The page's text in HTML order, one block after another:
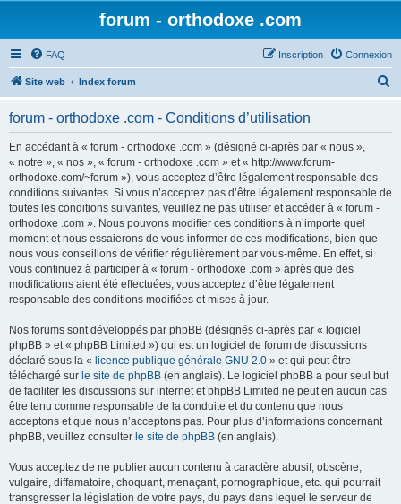
forum - orthodoxe .com
FAQ Connexion
Inscription
Site web Index forum
forum - orthodoxe .com - Conditions d’utilisation
En accédant à « forum - orthodoxe .com » (désigné ci-après par « nous »,
« notre », « nos », « forum - orthodoxe .com » et « http://www.forum-
orthodoxe.com/~forum »), vous acceptez d’être légalement responsable des
conditions suivantes. Si vous n’acceptez pas d’être légalement responsable de
toutes les conditions suivantes, veuillez ne pas utiliser et accéder à « forum -
orthodoxe .com ». Nous pouvons modifier ces conditions à n’importe quel
moment et nous essaierons de vous informer de ces modifications, bien que
nous vous conseillons de vérifier régulièrement par vous-même. En effet, si
vous continuez à participer à « forum - orthodoxe .com » après que des
modifications aient été effectuées, vous acceptez d’être légalement
responsable des conditions modifiées et mises à jour.
Nos forums sont développés par phpBB (désignés ci-après par « logiciel
phpBB » et « phpBB Limited ») qui est un logiciel de forum de discussions
déclaré sous la « licence publique générale GNU 2.0 » et qui peut être
téléchargé sur le site de phpBB (en anglais). Le logiciel phpBB a pour seul but
de faciliter les discussions sur internet et phpBB Limited ne peut en aucun cas
être tenu comme responsable de la conduite et du contenu que nous
acceptons et que nous n’acceptons pas. Pour plus d’informations concernant
phpBB, veuillez consulter le site de phpBB (en anglais).
Vous acceptez de ne publier aucun contenu à caractère abusif, obscène,
vulgaire, diffamatoire, choquant, menaçant, pornographique, etc. qui pourrait
transgresser la législation de votre pays, du pays dans lequel le serveur de